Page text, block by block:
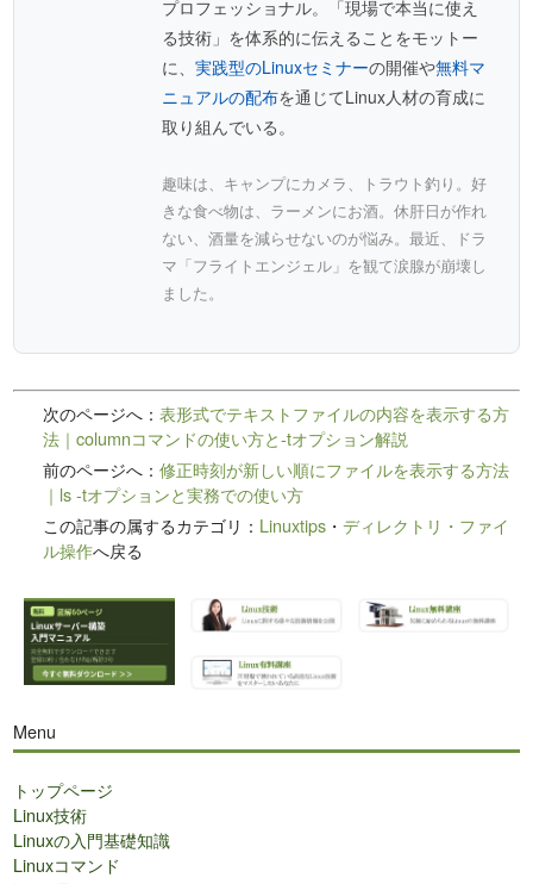
プロフェッショナル。「現場で本当に使え
る技術」を体系的に伝えることをモットー
に、実践型のLinuxセミナーの開催や無料マ
ニュアルの配布を通じてLinux人材の育成に
取り組んでいる。
趣味は、キャンプにカメラ、トラウト釣り。好
きな食べ物は、ラーメンにお酒。休肝日が作れ
ない、酒量を減らせないのが悩み。最近、ドラ
マ「フライトエンジェル」を観て涙腺が崩壊し
ました。
次のページへ：表形式でテキストファイルの内容を表示する方
法｜columnコマンドの使い方と-tオプション解説
前のページへ：修正時刻が新しい順にファイルを表示する方法
｜ls -tオプションと実務での使い方
この記事の属するカテゴリ： Linuxtips ・ディレクトリ・ファイ
ル操作へ戻る
Menu
トップページ
Linux技術
Linuxの入門基礎知識
Linuxコマンド